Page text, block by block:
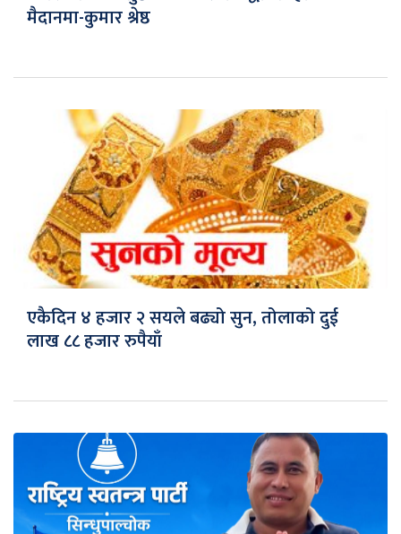
मैदानमा-कुमार श्रेष्ठ
एकैदिन ४ हजार २ सयले बढ्यो सुन, तोलाको दुई
लाख ८८ हजार रुपैयाँ